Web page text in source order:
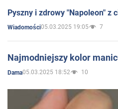
Pyszny i zdrowy "Napoleon"
Wiadomości05.03.2025 19:05 7
Najmodniejszy kolor
Dama05.03.2025 18:52 10